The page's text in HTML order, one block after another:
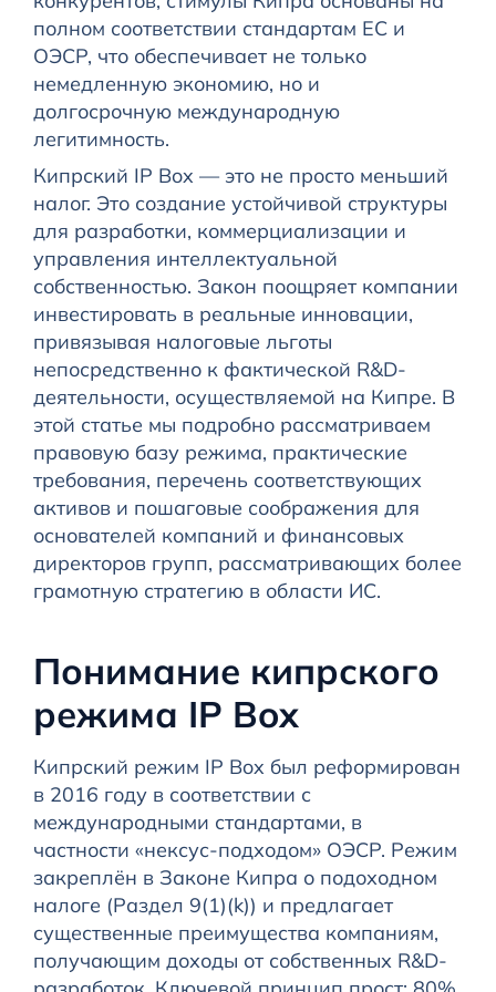
полном соответствии стандартам ЕС и
ОЭСР, что обеспечивает не только
немедленную экономию, но и
долгосрочную международную
легитимность.
Кипрский IP Box — это не просто меньший
налог. Это создание устойчивой структуры
для разработки, коммерциализации и
управления интеллектуальной
собственностью. Закон поощряет компании
инвестировать в реальные инновации,
привязывая налоговые льготы
непосредственно к фактической R&D-
деятельности, осуществляемой на Кипре. В
этой статье мы подробно рассматриваем
правовую базу режима, практические
требования, перечень соответствующих
активов и пошаговые соображения для
основателей компаний и финансовых
директоров групп, рассматривающих более
грамотную стратегию в области ИС.
Понимание кипрского
режима IP Box
Кипрский режим IP Box был реформирован
в 2016 году в соответствии с
международными стандартами, в
частности «нексус-подходом» ОЭСР. Режим
закреплён в Законе Кипра о подоходном
налоге (Раздел 9(1)(k)) и предлагает
существенные преимущества компаниям,
получающим доходы от собственных R&D-